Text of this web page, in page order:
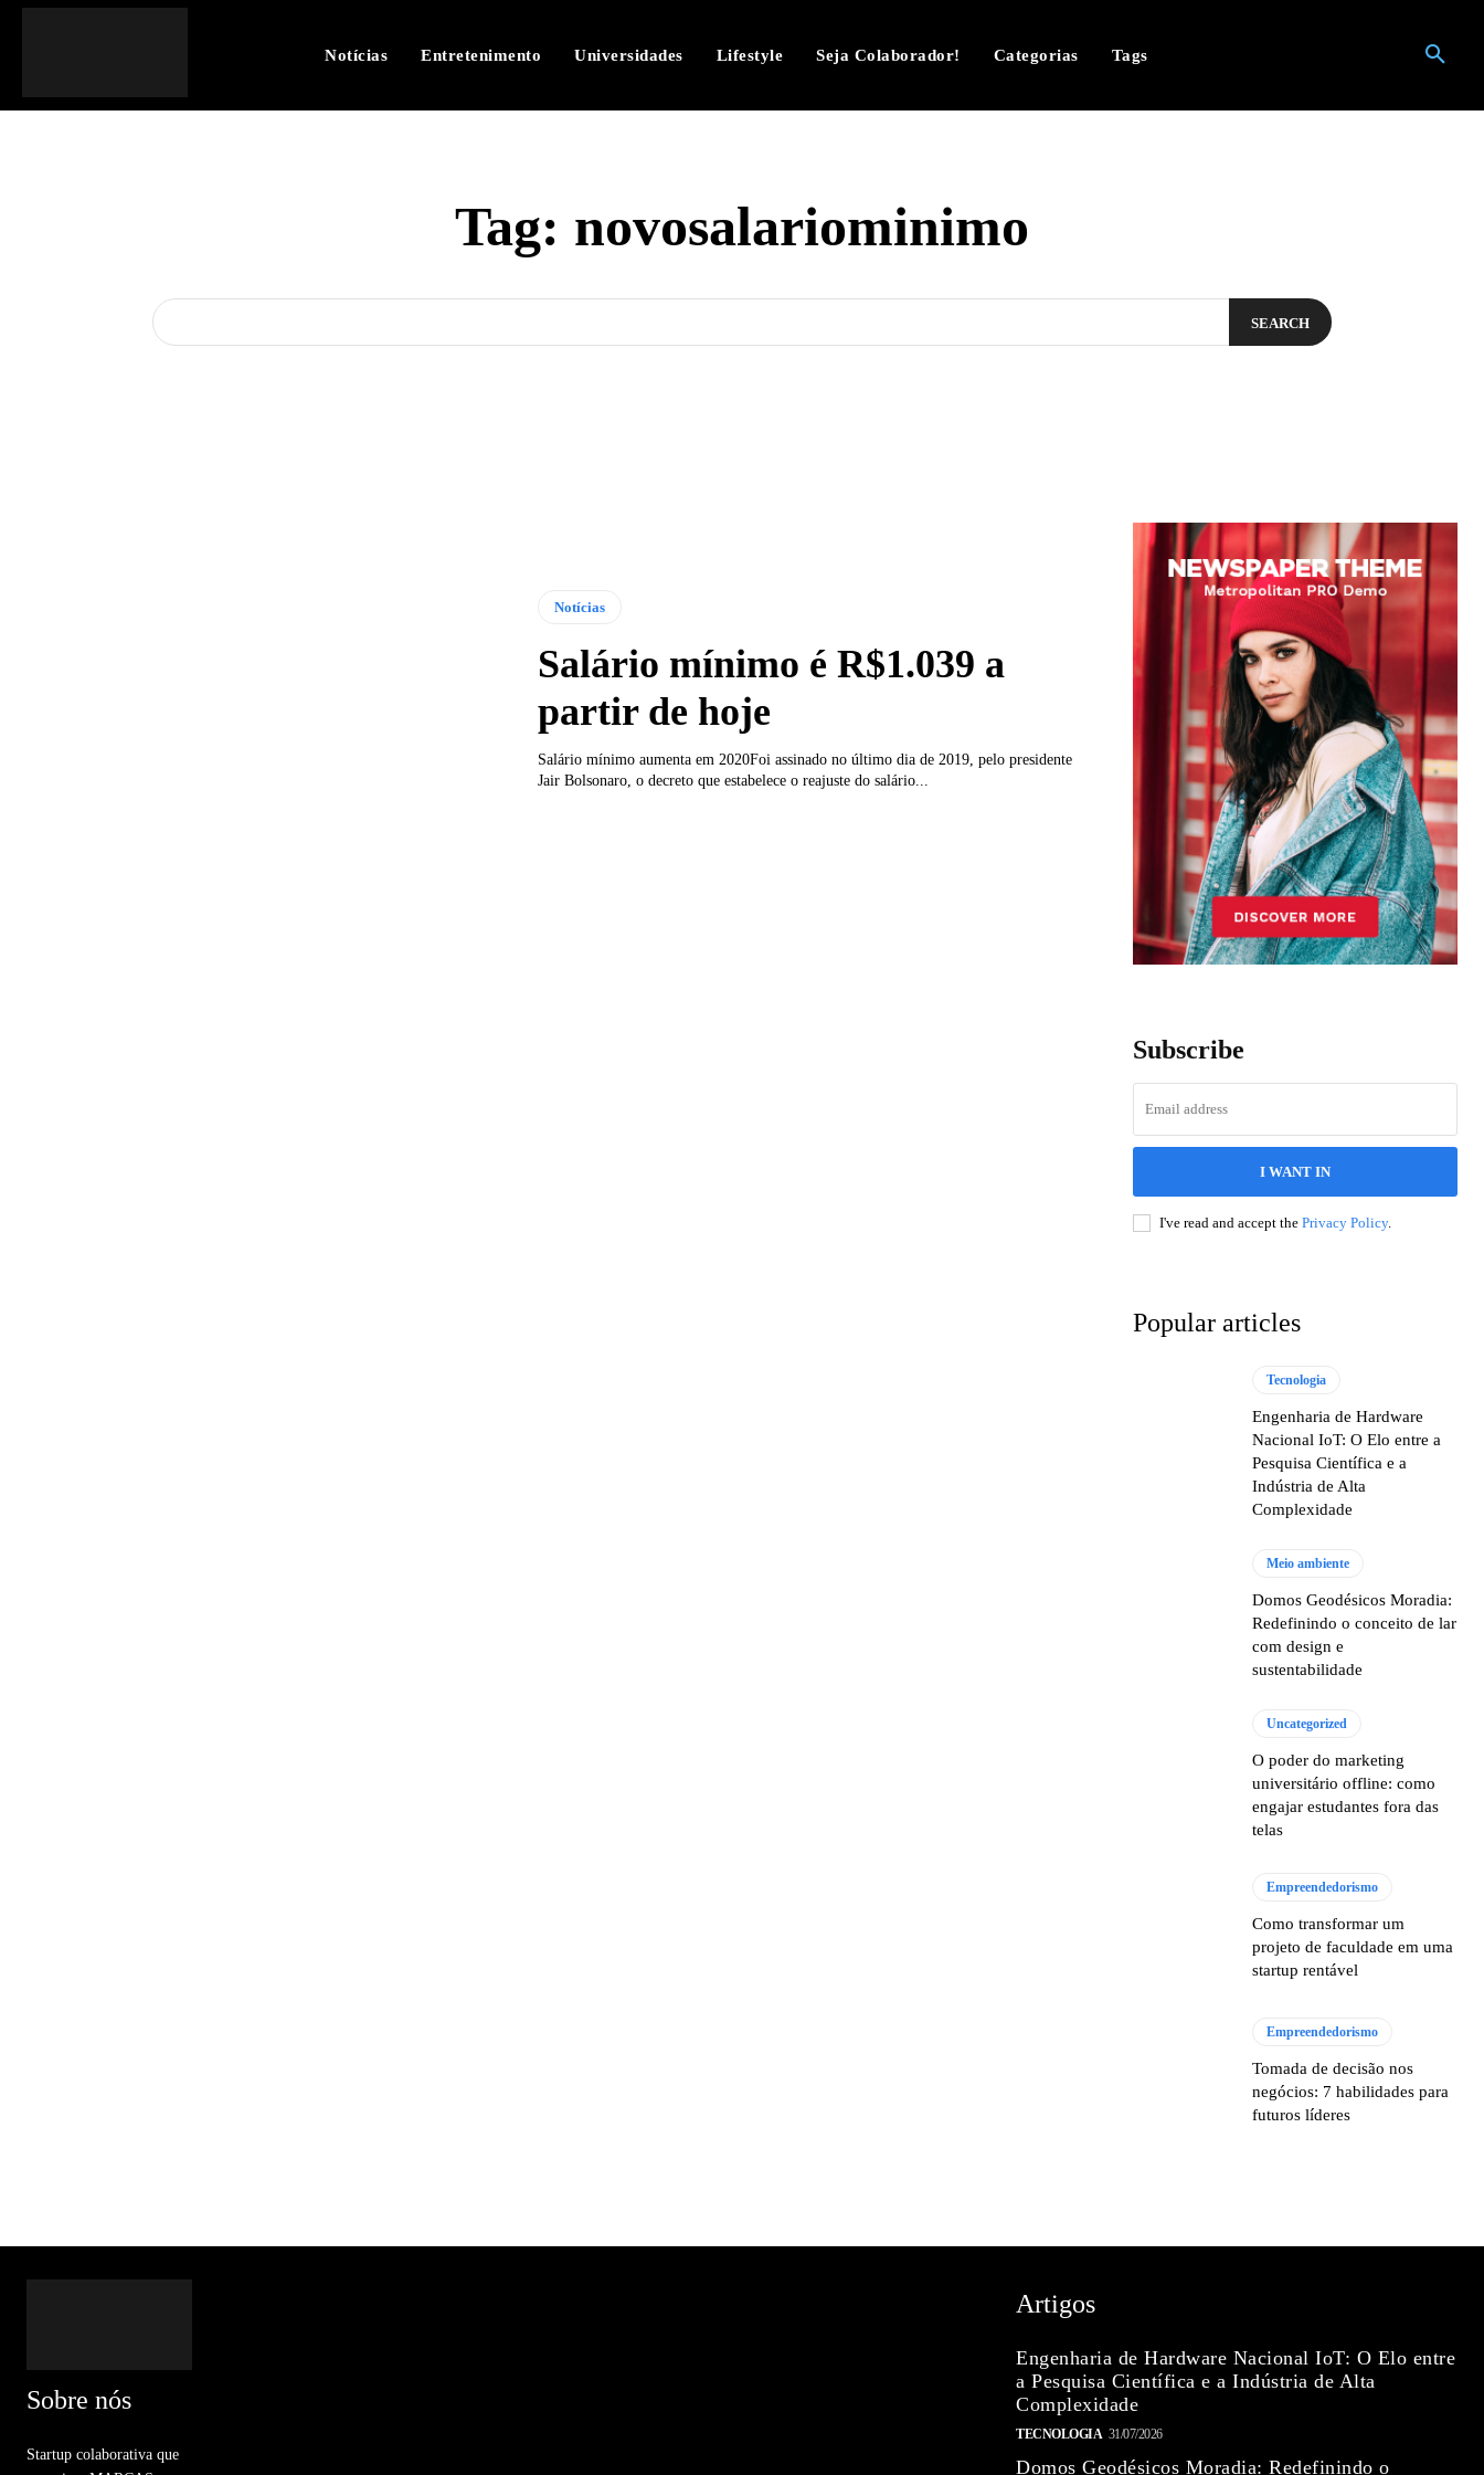
Notícias Entretenimento Universidades Lifestyle Seja Colaborador! Categorias Tags
Tag: novosalariominimo
SEARCH
Notícias
Salário mínimo é R$1.039 a
partir de hoje
Salário mínimo aumenta em 2020Foi assinado no último dia de 2019, pelo presidente
Jair Bolsonaro, o decreto que estabelece o reajuste do salário...
Subscribe
I WANT IN
I've read and accept the Privacy Policy.
Popular articles
Tecnologia
Engenharia de Hardware
Nacional IoT: O Elo entre a
Pesquisa Científica e a
Indústria de Alta
Complexidade
Meio ambiente
Domos Geodésicos Moradia:
Redefinindo o conceito de lar
com design e
sustentabilidade
Uncategorized
O poder do marketing
universitário offline: como
engajar estudantes fora das
telas
Empreendedorismo
Como transformar um
projeto de faculdade em uma
startup rentável
Empreendedorismo
Tomada de decisão nos
negócios: 7 habilidades para
futuros líderes
Sobre nós
Startup colaborativa que
Artigos
Engenharia de Hardware Nacional IoT: O Elo entre
a Pesquisa Científica e a Indústria de Alta
Complexidade
TECNOLOGIA 31/07/2026
Domos Geodésicos Moradia: Redefinindo o